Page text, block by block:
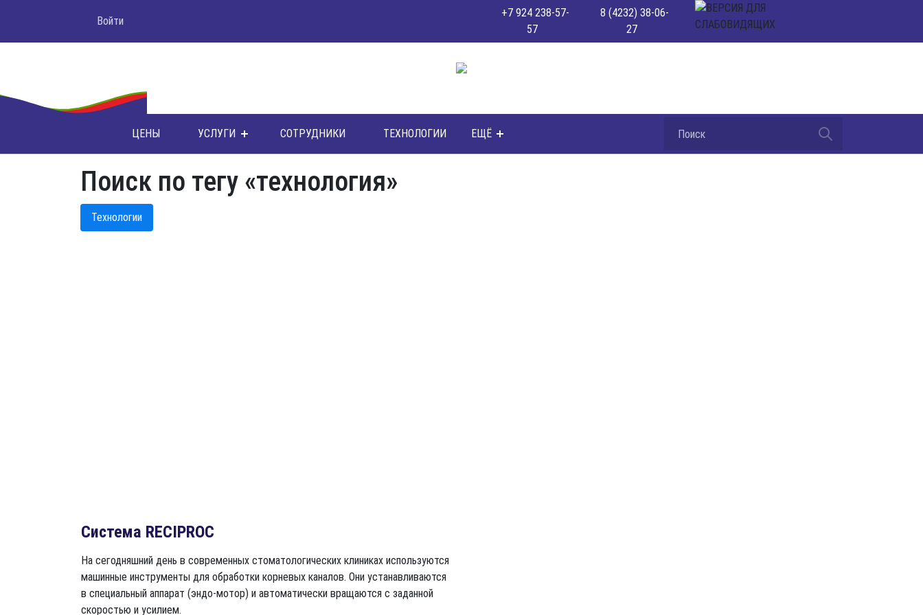
Войти
+7 924 238-57-
57
8 (4232) 38-06-
27
ЦЕНЫ УСЛУГИ СОТРУДНИКИ ТЕХНОЛОГИИ ЕЩЁ
Поиск по тегу «технология»
Технологии
Система RECIPROC
На сегодняшний день в современных стоматологических клиниках используются
машинные инструменты для обработки корневых каналов. Они устанавливаются
в специальный аппарат (эндо-мотор) и автоматически вращаются с заданной
скоростью и усилием.